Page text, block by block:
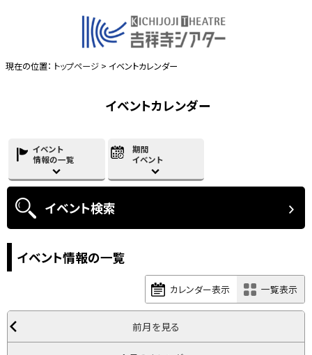
現在の位置： トップページ > イベントカレンダー
イベントカレンダー
イベント
情報の一覧
期間
イベント
イベント検索
イベント情報の一覧
カレンダー表示 一覧表示
前月を見る